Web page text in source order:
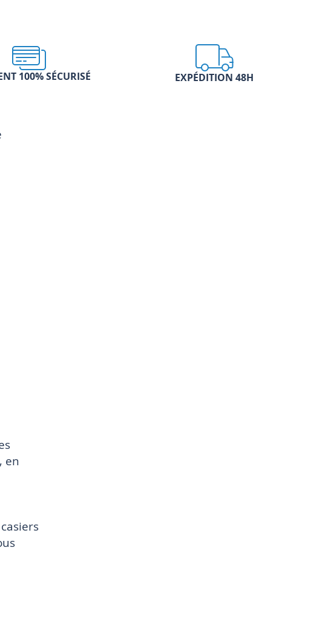
100% SÉCURISÉ EXPÉDITION 48H
en